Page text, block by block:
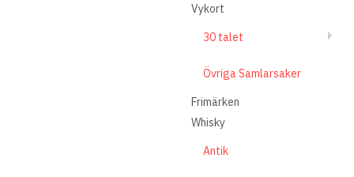
Vykort
30 talet
Övriga Samlarsaker
Frimärken
Whisky
Antik